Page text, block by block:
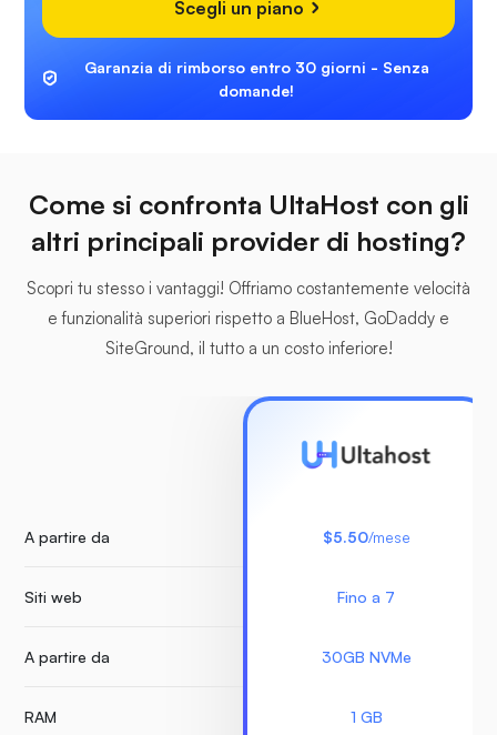
Scegli un piano
Garanzia di rimborso entro 30 giorni - Senza
domande!
Come si confronta UltaHost con gli
altri principali provider di hosting?
Scopri tu stesso i vantaggi! Offriamo costantemente velocità
e funzionalità superiori rispetto a BlueHost, GoDaddy e
SiteGround, il tutto a un costo inferiore!
A partire da
Siti web
A partire da
RAM
$5.50/mese
Fino a 7
30GB NVMe
1 GB